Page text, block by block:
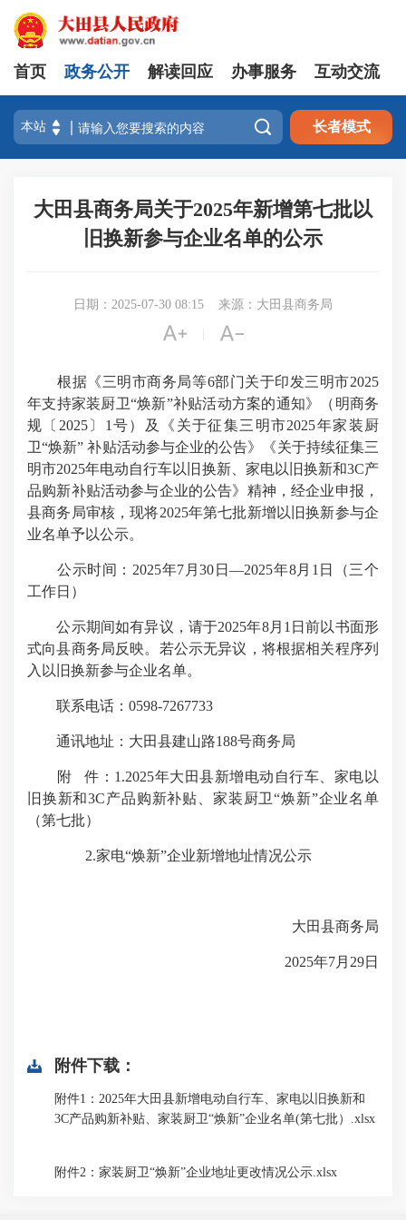
首页 政务公开 解读回应 办事服务 互动交流
 长者模式
大田县商务局关于2025年新增第七批以
旧换新参与企业名单的公示
日期：2025-07-30 08:15 来源：大田县商务局
 
根据《三明市商务局等6部门关于印发三明市2025
年支持家装厨卫“焕新”补贴活动方案的通知》（明商务
规〔2025〕1号）及《关于征集三明市2025年家装厨
卫“焕新” 补贴活动参与企业的公告》《关于持续征集三
明市2025年电动自行车以旧换新、家电以旧换新和3C产
品购新补贴活动参与企业的公告》精神，经企业申报，
县商务局审核，现将2025年第七批新增以旧换新参与企
业名单予以公示。
公示时间：2025年7月30日—2025年8月1日（三个
工作日）
公示期间如有异议，请于2025年8月1日前以书面形
式向县商务局反映。若公示无异议，将根据相关程序列
入以旧换新参与企业名单。
联系电话：0598-7267733
通讯地址：大田县建山路188号商务局
附 件：1.2025年大田县新增电动自行车、家电以
旧换新和3C产品购新补贴、家装厨卫“焕新”企业名单
（第七批）
2.家电“焕新”企业新增地址情况公示
大田县商务局
2025年7月29日
附件下载：
附件1：2025年大田县新增电动自行车、家电以旧换新和
3C产品购新补贴、家装厨卫“焕新”企业名单(第七批）.xlsx
附件2：家装厨卫“焕新”企业地址更改情况公示.xlsx